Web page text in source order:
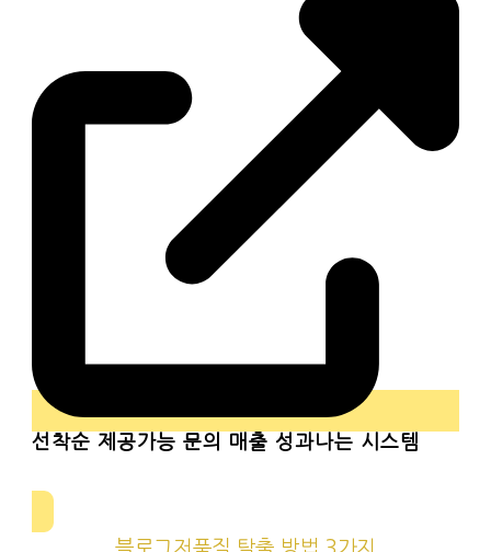
선착순제공가능 문의 매출 성과나는 시스템
블로그저품질 탈출 방법 3가지